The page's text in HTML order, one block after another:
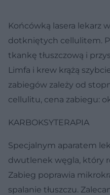
Końcówką lasera lekarz
dotkniętych cellulitem.
tkankę tłuszczową i
Limfa i krew krążą
zabiegów zależy od
cellulitu, cena zabiegu:
KARBOKSYTERAPIA
Specjalnym aparatem
dwutlenek węgla, który
Zabieg poprawia
spalanie tłuszczu.